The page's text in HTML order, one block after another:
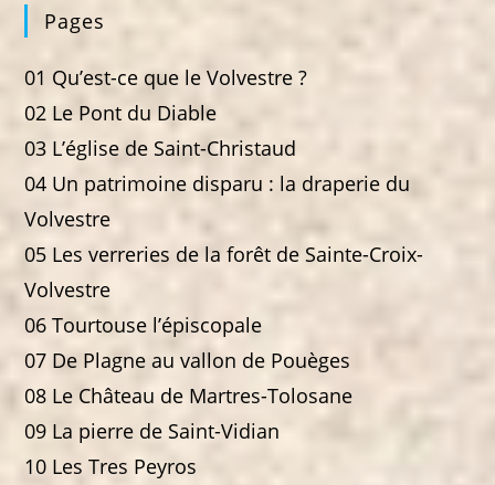
Pages
01 Qu’est-ce que le Volvestre ?
02 Le Pont du Diable
03 L’église de Saint-Christaud
04 Un patrimoine disparu : la draperie du
Volvestre
05 Les verreries de la forêt de Sainte-Croix-
Volvestre
06 Tourtouse l’épiscopale
07 De Plagne au vallon de Pouèges
08 Le Château de Martres-Tolosane
09 La pierre de Saint-Vidian
10 Les Tres Peyros